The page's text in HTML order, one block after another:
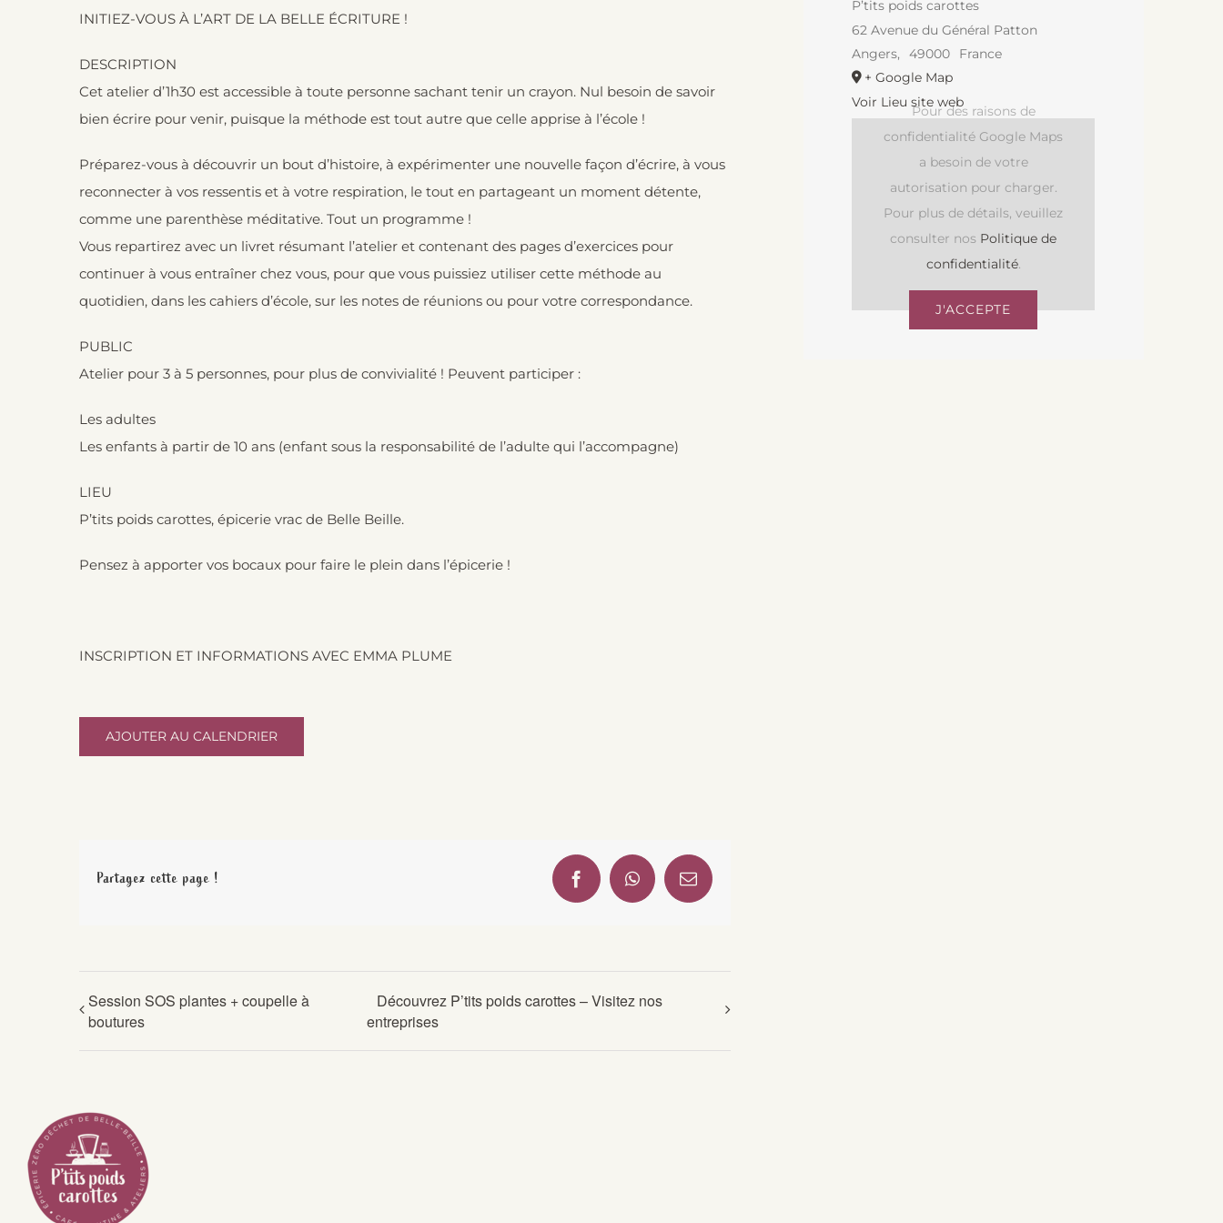
INITIEZ-VOUS À L’ART DE LA BELLE ÉCRITURE !
DESCRIPTION
Cet atelier d’1h30 est accessible à toute personne sachant tenir un crayon. Nul besoin de savoir
bien écrire pour venir, puisque la méthode est tout autre que celle apprise à l’école !
Préparez-vous à découvrir un bout d’histoire, à expérimenter une nouvelle façon d’écrire, à vous
reconnecter à vos ressentis et à votre respiration, le tout en partageant un moment détente,
comme une parenthèse méditative. Tout un programme !
Vous repartirez avec un livret résumant l’atelier et contenant des pages d’exercices pour
continuer à vous entraîner chez vous, pour que vous puissiez utiliser cette méthode au
quotidien, dans les cahiers d’école, sur les notes de réunions ou pour votre correspondance.
PUBLIC
Atelier pour 3 à 5 personnes, pour plus de convivialité ! Peuvent participer :
Les adultes
Les enfants à partir de 10 ans (enfant sous la responsabilité de l’adulte qui l’accompagne)
LIEU
P’tits poids carottes, épicerie vrac de Belle Beille.
Pensez à apporter vos bocaux pour faire le plein dans l’épicerie !
INSCRIPTION ET INFORMATIONS AVEC EMMA PLUME
AJOUTER AU CALENDRIER
Partagez cette page ! FacebookWhatsAppEmail
Session SOS plantes + coupelle à
boutures
Découvrez P’tits poids carottes – Visitez nos
entreprises
P’tits poids carottes
62 Avenue du Général Patton
Angers, 49000
France
+ Google Map
Voir Lieu site web
Pour des raisons de
confidentialité Google Maps
a besoin de votre
autorisation pour charger.
Pour plus de détails, veuillez
consulter nos Politique de
confidentialité.
J'ACCEPTE